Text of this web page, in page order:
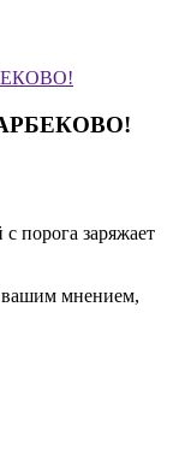
АРБЕКОВО!
порога заряжает
мнением,